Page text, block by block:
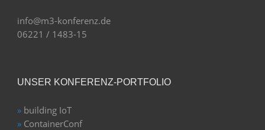
info@m3-konferenz.de
06221 / 1483-15
UNSER KONFERENZ-PORTFOLIO
» building IoT
» ContainerConf